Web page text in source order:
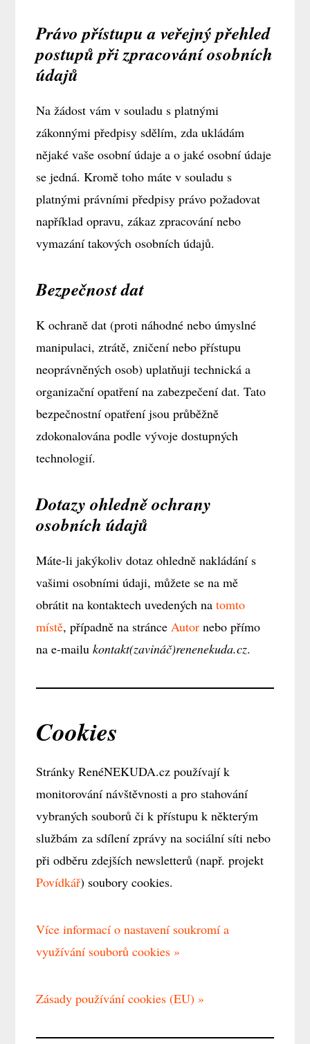
Právo přístupu a veřejný přehled
postupů při zpracování osobních
údajů
Na žádost vám v souladu s platnými
zákonnými předpisy sdělím, zda ukládám
nějaké vaše osobní údaje a o jaké osobní údaje
se jedná. Kromě toho máte v souladu s
platnými právními předpisy právo požadovat
například opravu, zákaz zpracování nebo
vymazání takových osobních údajů.
Bezpečnost dat
K ochraně dat (proti náhodné nebo úmyslné
manipulaci, ztrátě, zničení nebo přístupu
neoprávněných osob) uplatňuji technická a
organizační opatření na zabezpečení dat. Tato
bezpečnostní opatření jsou průběžně
zdokonalována podle vývoje dostupných
technologií.
Dotazy ohledně ochrany
osobních údajů
Máte-li jakýkoliv dotaz ohledně nakládání s
vašimi osobními údaji, můžete se na mě
obrátit na kontaktech uvedených natomto
místě, případně na stránceAutor nebo přímo
na e-mailukontakt(zavináč)renenekuda.cz.
Cookies
Stránky RenéNEKUDA.cz používají k
monitorování návštěvnosti a pro stahování
vybraných souborů či k přístupu k některým
službám za sdílení zprávy na sociální síti nebo
při odběru zdejších newsletterů (např. projekt
Povídkář) soubory cookies.
Více informací o nastavení soukromí a
využívání souborů cookies »
Zásady používání cookies (EU) »